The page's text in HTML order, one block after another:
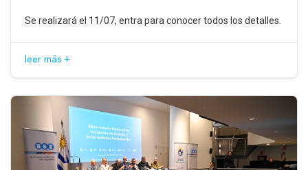
Se realizará el 11/07, entra para conocer todos los detalles.
leer más +